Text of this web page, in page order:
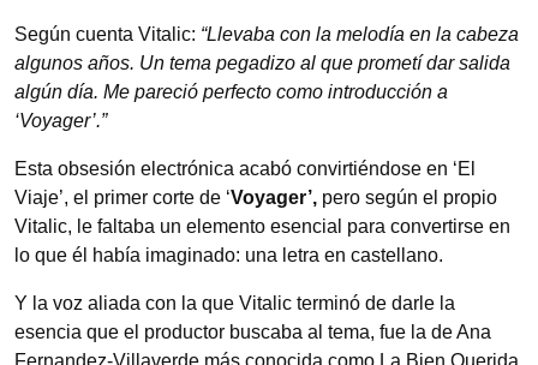
Según cuenta Vitalic: “Llevaba con la melodía en la cabeza
algunos años. Un tema pegadizo al que prometí dar salida
algún día. Me pareció perfecto como introducción a
‘Voyager’.”
Esta obsesión electrónica acabó convirtiéndose en ‘El
Viaje’, el primer corte de ‘Voyager’, pero según el propio
Vitalic, le faltaba un elemento esencial para convertirse en
lo que él había imaginado: una letra en castellano.
Y la voz aliada con la que Vitalic terminó de darle la
esencia que el productor buscaba al tema, fue la de Ana
Fernandez-Villaverde más conocida como La Bien Querida.